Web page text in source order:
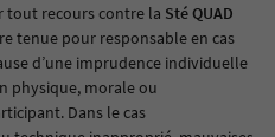
tout recours contre la StéQUAD
tenue pour responsable en cas
d’une imprudence individuelle
physique, morale ou
Dans le cas